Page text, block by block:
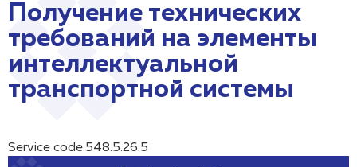
Получение технических
требований на элементы
интеллектуальной
транспортной системы
Service code:548.5.26.5